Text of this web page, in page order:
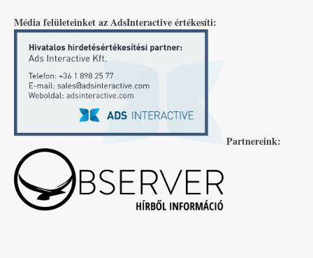
Média felületeinket az AdsInteractive értékesíti:
Partnereink: